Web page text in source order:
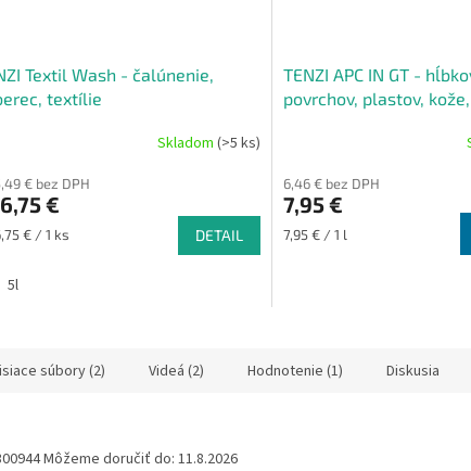
Textil Wash - čalúnenie,
textílie
Skladom(>5 ks)
€ bez DPH
6,75 €
€ / 1 ks DETAIL
5l
TENZI APC IN GT -
povrchov, plastov,
produktu
je
5,0
6,46 € bez DPH
7,95 €
Jednotková
7,95 € / 1 l
súbory (2) Videá (2) Hodnotenie (1) Diskusia
Môžeme doručiť do: 11.8.2026